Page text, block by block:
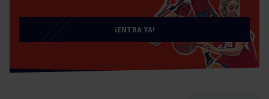
¡ENTRA YA!